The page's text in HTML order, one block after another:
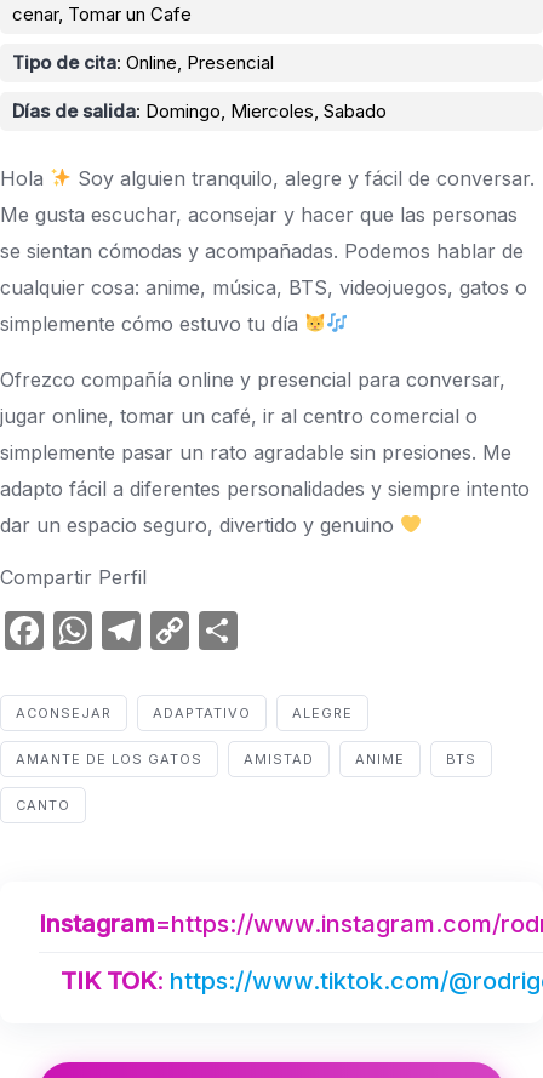
cenar, Tomar un Cafe
Tipo de cita: Online, Presencial
Días de salida: Domingo, Miercoles, Sabado
Hola
Soy alguien tranquilo, alegre y fácil de conversar.
Me gusta escuchar, aconsejar y hacer que las personas
se sientan cómodas y acompañadas. Podemos hablar de
cualquier cosa: anime, música, BTS, videojuegos, gatos o
simplemente cómo estuvo tu día
Ofrezco compañía online y presencial para conversar,
jugar online, tomar un café, ir al centro comercial o
simplemente pasar un rato agradable sin presiones. Me
adapto fácil a diferentes personalidades y siempre intento
dar un espacio seguro, divertido y genuino
Compartir Perfil
F
c
e
b
o
k
W
at
s
A
T
e
gr
a
C
p
y
Li
m
p
ar
ACONSEJAR ADAPTATIVO ALEGRE
AMANTE DE LOS GATOS AMISTAD ANIME BTS
CANTO
Instagram=https://www.instagram.com/
TIK TOK: https://www.tiktok.com/